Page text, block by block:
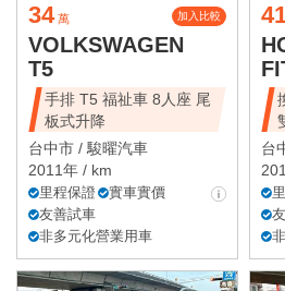
34 萬 加入比較
VOLKSWAGEN
T5
手排 T5 福祉車 8人座 尾
板式升降
台中市 /駿曜汽車
2011年 / km
里程保證
實車實價
友善試車
非多元化營業用車
台